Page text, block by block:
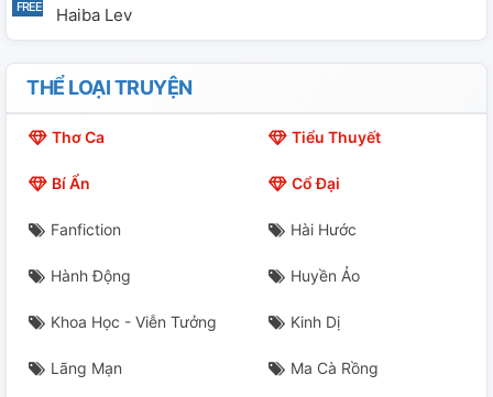
Haiba Lev
THỂ LOẠI TRUYỆN
Thơ Ca Tiểu Thuyết
Bí Ẩn Cổ Đại
Fanfiction Hài Hước
Hành Động Huyền Ảo
Khoa Học - Viễn Tưởng Kinh Dị
Lãng Mạn Ma Cà Rồng